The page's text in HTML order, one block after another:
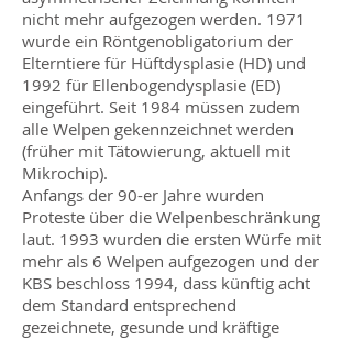
nicht mehr aufgezogen werden. 1971
wurde ein Röntgenobligatorium der
Elterntiere für Hüftdysplasie (HD) und
1992 für Ellenbogendysplasie (ED)
eingeführt. Seit 1984 müssen zudem
alle Welpen gekennzeichnet werden
(früher mit Tätowierung, aktuell mit
Mikrochip).
Anfangs der 90-er Jahre wurden
Proteste über die Welpenbeschränkung
laut. 1993 wurden die ersten Würfe mit
mehr als 6 Welpen aufgezogen und der
KBS beschloss 1994, dass künftig acht
dem Standard entsprechend
gezeichnete, gesunde und kräftige